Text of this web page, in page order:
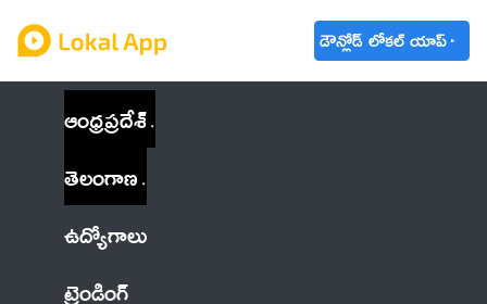
డౌన్లోడ్ లోకల్ యాప్
ఆంధ్రప్రదేశ్
తెలంగాణ
ఉద్యోగాలు
ట్రెండింగ్